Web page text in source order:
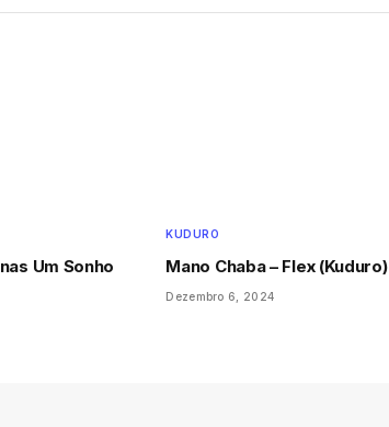
Um Sonho
KUDURO
Mano Chaba – Flex (Kuduro)
Dezembro 6, 2024